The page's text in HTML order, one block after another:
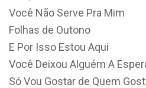
Você Não Serve Pra Mim
Folhas de Outono
E Por Isso Estou Aqui
Você Deixou Alguém A
Só Vou Gostar de Quem